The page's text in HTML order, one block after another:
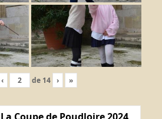
‹ de 14 › »